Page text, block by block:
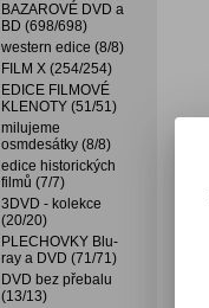
BAZAROVÉ DVD a
BD (698/698)
western edice (8/8)
FILM X (254/254)
EDICE FILMOVÉ
KLENOTY (51/51)
milujeme
osmdesátky (8/8)
edice historických
filmů (7/7)
3DVD - kolekce
(20/20)
PLECHOVKY Blu-
ray a DVD (71/71)
DVD bez přebalu
(13/13)